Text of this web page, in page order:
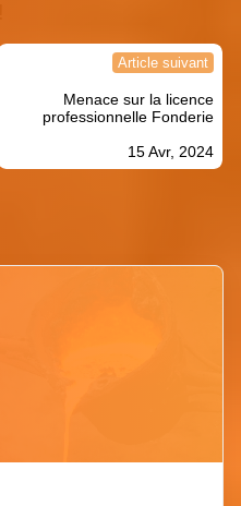
Article suivant
Menace sur la licence
professionnelle Fonderie
15 Avr, 2024